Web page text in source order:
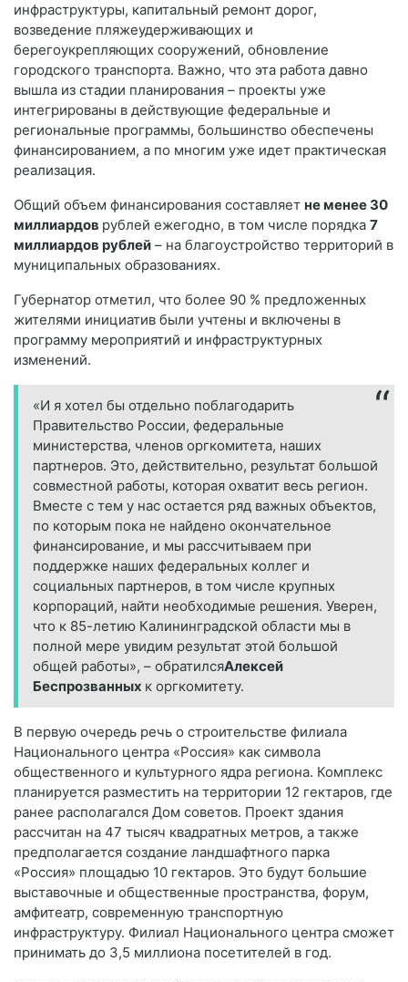
инфраструктуры, капитальный ремонт дорог,
возведение пляжеудерживающих и
берегоукрепляющих сооружений, обновление
городского транспорта. Важно, что эта работа давно
вышла из стадии планирования – проекты уже
интегрированы в действующие федеральные и
региональные программы, большинство обеспечены
финансированием, а по многим уже идет практическая
реализация.
Общий объем финансирования составляет не менее 30
миллиардов рублей ежегодно, в том числе порядка 7
миллиардов рублей – на благоустройство территорий в
муниципальных образованиях.
Губернатор отметил, что более 90 % предложенных
жителями инициатив были учтены и включены в
программу мероприятий и инфраструктурных
изменений.
«И я хотел бы отдельно поблагодарить
Правительство России, федеральные
министерства, членов оргкомитета, наших
партнеров. Это, действительно, результат большой
совместной работы, которая охватит весь регион.
Вместе с тем у нас остается ряд важных объектов,
по которым пока не найдено окончательное
финансирование, и мы рассчитываем при
поддержке наших федеральных коллег и
социальных партнеров, в том числе крупных
корпораций, найти необходимые решения. Уверен,
что к 85-летию Калининградской области мы в
полной мере увидим результат этой большой
общей работы», – обратилсяАлексей
Беспрозванных к оргкомитету.
В первую очередь речь о строительстве филиала
Национального центра «Россия» как символа
общественного и культурного ядра региона. Комплекс
планируется разместить на территории 12 гектаров, где
ранее располагался Дом советов. Проект здания
рассчитан на 47 тысяч квадратных метров, а также
предполагается создание ландшафтного парка
«Россия» площадью 10 гектаров. Это будут большие
выставочные и общественные пространства, форум,
амфитеатр, современную транспортную
инфраструктуру. Филиал Национального центра сможет
принимать до 3,5 миллиона посетителей в год.